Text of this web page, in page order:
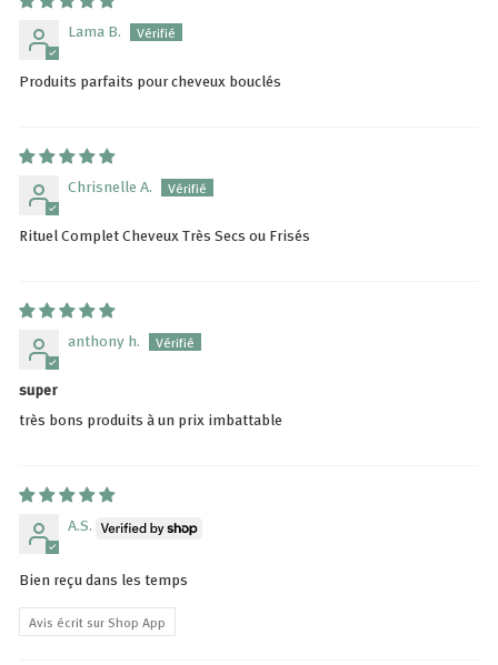
Lama B.
Produits parfaits pour cheveux bouclés
Chrisnelle A.
Rituel Complet Cheveux Très Secs ou Frisés
anthony h.
super
très bons produits à un prix imbattable
A.S.
Bien reçu dans les temps
Avis écrit sur Shop App